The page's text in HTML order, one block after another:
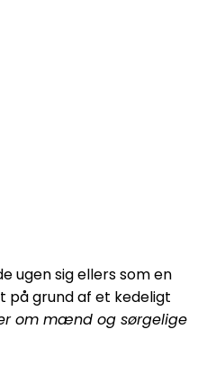
ugen sig ellers som en
på grund af et kedeligt
om mænd og sørgelige